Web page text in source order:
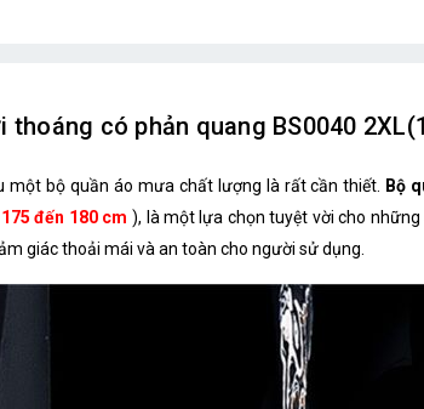
thoáng có phản quang BS0040
bộ quần áo mưa chất lượng là rất cần thiết. Bộ
đến 180 cm ), là một lựa chọn tuyệt vời cho
giác thoải mái và an toàn cho người sử dụng.